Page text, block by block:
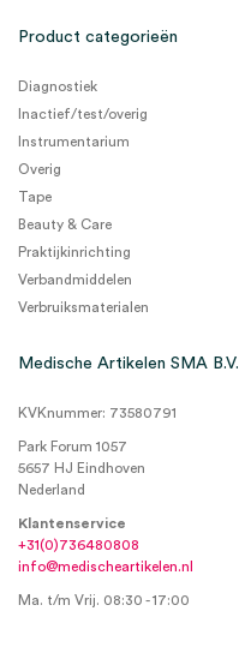
Product categorieën
Diagnostiek
Inactief/test/overig
Instrumentarium
Overig
Tape
Beauty & Care
Praktijkinrichting
Verbandmiddelen
Verbruiksmaterialen
Medische Artikelen SMA B.V.
KVKnummer: 73580791
Park Forum 1057
5657 HJ Eindhoven
Nederland
Klantenservice
+31(0)736480808
info@medischeartikelen.nl
Ma. t/m Vrij. 08:30 - 17:00